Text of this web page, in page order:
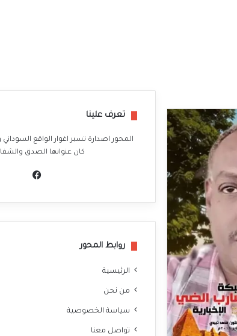
تعرف علينا
المحور اصدارة تسبر اغوار الواقع
كان عنوانها الصدق
وك
روابط المحور
الرئيسية
من نحن
سياسة الخصوصية
تواصل معنا